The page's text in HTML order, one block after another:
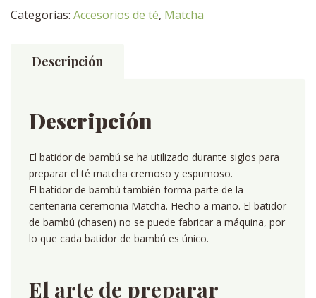
Matcha
Categorías: Accesorios de té, Matcha
Descripción
Descripción
El batidor de bambú se ha utilizado durante siglos para
preparar el té matcha cremoso y espumoso.
El batidor de bambú también forma parte de la
centenaria ceremonia Matcha. Hecho a mano. El batidor
de bambú (chasen) no se puede fabricar a máquina, por
lo que cada batidor de bambú es único.
El arte de preparar